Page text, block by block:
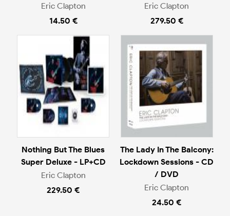
Eric Clapton
14.50 €
Eric Clapton
279.50 €
Nothing But The Blues
Super Deluxe - LP+CD
Eric Clapton
229.50 €
The Lady In The Balcony:
Lockdown Sessions - CD
/ DVD
Eric Clapton
24.50 €